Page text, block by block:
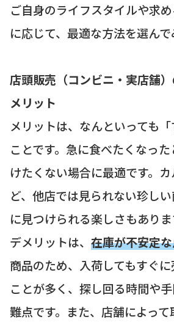
ご自身のライフスタイルや求
に応じて、最適な方法を選んで
店頭販売（コンビニ・実店舗
メリット
メリットは、なんといっても「
ことです。急に食べたくなっ
けたくない場合に最適です。
ど、他店では見られない珍し
に見つけられる楽しさもありま
デメリットは、 在庫が不安定
商品のため、入荷してもすぐ
ことが多く、探し回る時間や
難点です。また、店舗によっ